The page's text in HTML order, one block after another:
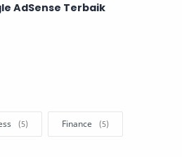
AdSense Terbaik
Finance